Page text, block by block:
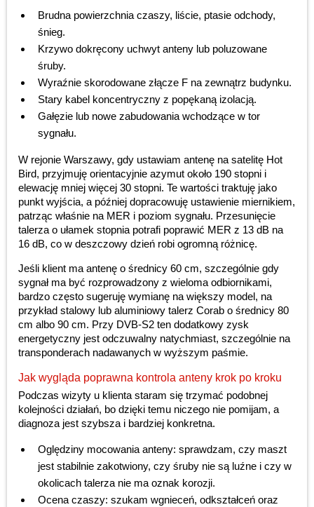
Brudna powierzchnia czaszy, liście, ptasie odchody,
śnieg.
Krzywo dokręcony uchwyt anteny lub poluzowane
śruby.
Wyraźnie skorodowane złącze F na zewnątrz budynku.
Stary kabel koncentryczny z popękaną izolacją.
Gałęzie lub nowe zabudowania wchodzące w tor
sygnału.
W rejonie Warszawy, gdy ustawiam antenę na satelitę Hot
Bird, przyjmuję orientacyjnie azymut około 190 stopni i
elewację mniej więcej 30 stopni. Te wartości traktuję jako
punkt wyjścia, a później dopracowuję ustawienie miernikiem,
patrząc właśnie na MER i poziom sygnału. Przesunięcie
talerza o ułamek stopnia potrafi poprawić MER z 13 dB na
16 dB, co w deszczowy dzień robi ogromną różnicę.
Jeśli klient ma antenę o średnicy 60 cm, szczególnie gdy
sygnał ma być rozprowadzony z wieloma odbiornikami,
bardzo często sugeruję wymianę na większy model, na
przykład stalowy lub aluminiowy talerz Corab o średnicy 80
cm albo 90 cm. Przy DVB-S2 ten dodatkowy zysk
energetyczny jest odczuwalny natychmiast, szczególnie na
transponderach nadawanych w wyższym paśmie.
Jak wygląda poprawna kontrola anteny krok po kroku
Podczas wizyty u klienta staram się trzymać podobnej
kolejności działań, bo dzięki temu niczego nie pomijam, a
diagnoza jest szybsza i bardziej konkretna.
Oględziny mocowania anteny: sprawdzam, czy maszt
jest stabilnie zakotwiony, czy śruby nie są luźne i czy w
okolicach talerza nie ma oznak korozji.
Ocena czaszy: szukam wgnieceń, odkształceń oraz